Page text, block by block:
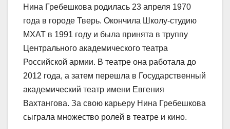
Нина Гребешкова родилась 23 апреля 1970
года в городе Тверь. Окончила Школу-студию
МХАТ в 1991 году и была принята в труппу
Центрального академического театра
Российской армии. В театре она работала до
2012 года, а затем перешла в Государственный
академический театр имени Евгения
Вахтангова. За свою карьеру Нина Гребешкова
сыграла множество ролей в театре и кино.